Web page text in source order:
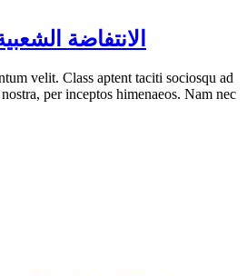
الانتفاضة
velit. Class aptent taciti sociosqu ad
per inceptos himenaeos. Nam nec